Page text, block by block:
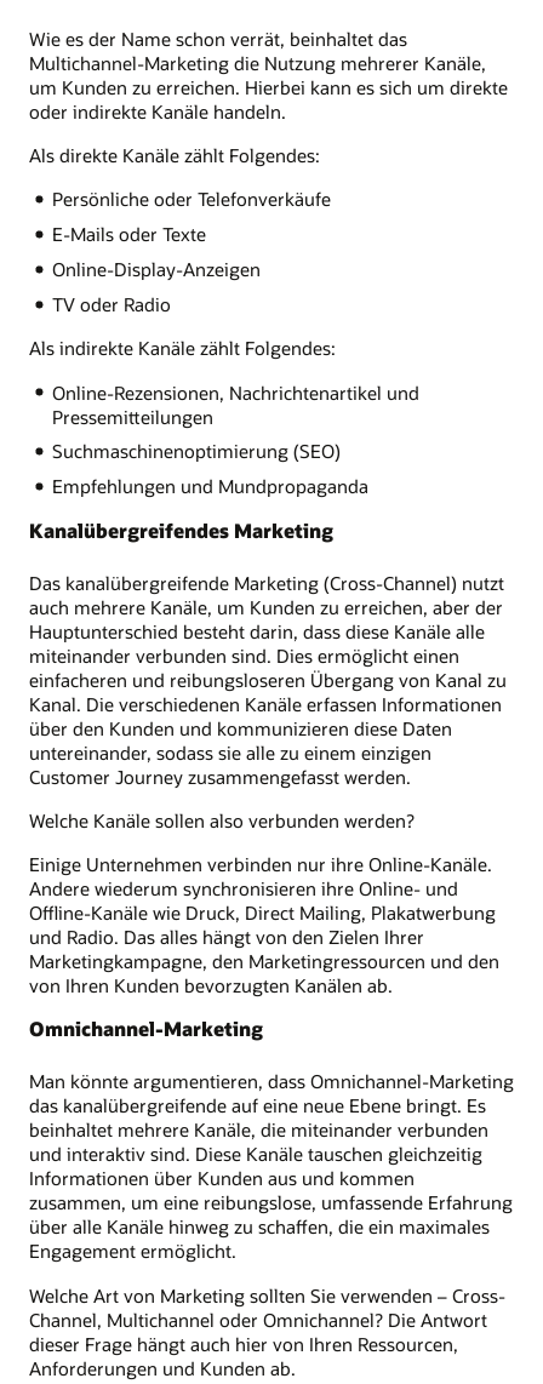
Wie es der Name schon verrät, beinhaltet das
Multichannel-Marketing die Nutzung mehrerer Kanäle,
um Kunden zu erreichen. Hierbei kann es sich um direkte
oder indirekte Kanäle handeln.
Als direkte Kanäle zählt Folgendes:
Persönliche oder Telefonverkäufe
E-Mails oder Texte
Online-Display-Anzeigen
TV oder Radio
Als indirekte Kanäle zählt Folgendes:
Online-Rezensionen, Nachrichtenartikel und
Pressemitteilungen
Suchmaschinenoptimierung (SEO)
Empfehlungen und Mundpropaganda
Kanalübergreifendes Marketing
Das kanalübergreifende Marketing (Cross-Channel) nutzt
auch mehrere Kanäle, um Kunden zu erreichen, aber der
Hauptunterschied besteht darin, dass diese Kanäle alle
miteinander verbunden sind. Dies ermöglicht einen
einfacheren und reibungsloseren Übergang von Kanal zu
Kanal. Die verschiedenen Kanäle erfassen Informationen
über den Kunden und kommunizieren diese Daten
untereinander, sodass sie alle zu einem einzigen
Customer Journey zusammengefasst werden.
Welche Kanäle sollen also verbunden werden?
Einige Unternehmen verbinden nur ihre Online-Kanäle.
Andere wiederum synchronisieren ihre Online- und
Offline-Kanäle wie Druck, Direct Mailing, Plakatwerbung
und Radio. Das alles hängt von den Zielen Ihrer
Marketingkampagne, den Marketingressourcen und den
von Ihren Kunden bevorzugten Kanälen ab.
Omnichannel-Marketing
Man könnte argumentieren, dass Omnichannel-Marketing
das kanalübergreifende auf eine neue Ebene bringt. Es
beinhaltet mehrere Kanäle, die miteinander verbunden
und interaktiv sind. Diese Kanäle tauschen gleichzeitig
Informationen über Kunden aus und kommen
zusammen, um eine reibungslose, umfassende Erfahrung
über alle Kanäle hinweg zu schaffen, die ein maximales
Engagement ermöglicht.
Welche Art von Marketing sollten Sie verwenden – Cross-
Channel, Multichannel oder Omnichannel? Die Antwort
dieser Frage hängt auch hier von Ihren Ressourcen,
Anforderungen und Kunden ab.